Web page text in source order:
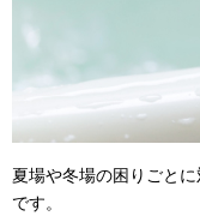
夏場や冬場の困りごと
です。